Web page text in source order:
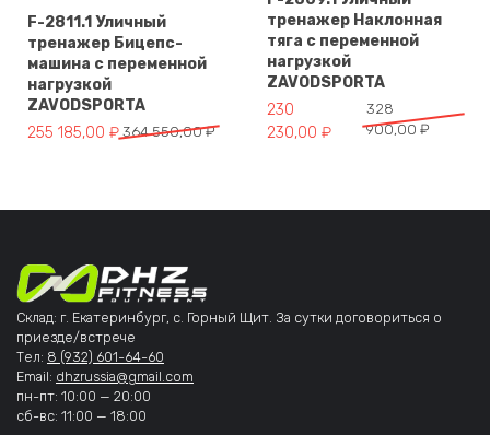
F-2811.1 Уличный
тренажер Бицепс-
машина с переменной
нагрузкой
ZAVODSPORTA
364 550,00₽
Первоначальная цена составляла 364 550,00 ₽.
255 185,00 ₽
Текущая цена: 255 185,00 ₽.
тренажер Наклонная
тяга с переменной
нагрузкой
ZAVODSPORTA
328
900,00 ₽
Первоначальная цена
230
230,00 ₽
Текущая цена: 230 230,00 ₽.
Склад: г. Екатеринбург, с. Горный Щит. За сутки договориться о
приезде/встрече
Тел: 8 (932) 601-64-60
Email: dhzrussia@gmail.com
пн-пт: 10:00 — 20:00
сб-вс: 11:00 — 18:00